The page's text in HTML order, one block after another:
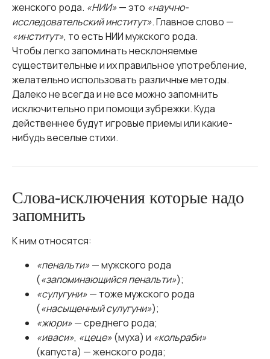
женского рода. «НИИ»— это «научно-
исследовательский институт». Главное слово —
«институт», то есть НИИ мужского рода.
Чтобы легко запоминать несклоняемые
существительные и их правильное употребление,
желательно использовать различные методы.
Далеко не всегда и не все можно запомнить
исключительно при помощи зубрежки. Куда
действеннее будут игровые приемы или какие-
нибудь веселые стихи.
Слова-исключения которые надо
запомнить
К ним относятся:
«пенальти»— мужского рода
(«запоминающийся пенальти»);
«сулугуни»— тоже мужского рода
(«насыщенный сулугуни»);
«жюри»— среднего рода;
«иваси», «цеце»(муха) и «кольраби»
(капуста) — женского рода;